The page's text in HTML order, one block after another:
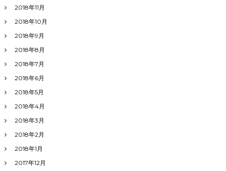
2018年11月
2018年10月
2018年9月
2018年8月
2018年7月
2018年6月
2018年5月
2018年4月
2018年3月
2018年2月
2018年1月
2017年12月